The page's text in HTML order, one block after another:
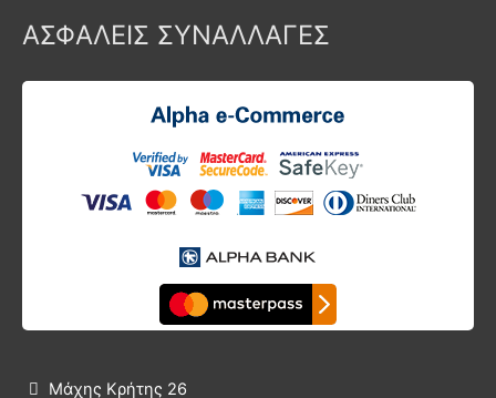
ΑΣΦΑΛΕΙΣ ΣΥΝΑΛΛΑΓΕΣ
 Μάχης Κρήτης 26